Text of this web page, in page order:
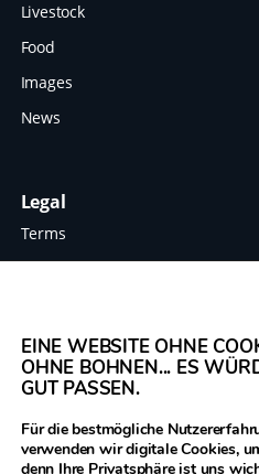
Livestock
Food
Images
News
Legal
Terms
Translated
Union through
EINE WEBSITE OHNE
OHNE BOHNEN... ES
GUT PASSEN.
Für die bestmögliche
verwenden wir digitale Cookies,
denn Ihre Privatsphäre ist uns